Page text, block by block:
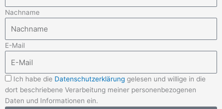
Nachname
E-Mail
Ich habe die Datenschutzerklärung gelesen und willige in die
dort beschriebene Verarbeitung meiner personenbezogenen
Daten und Informationen ein.